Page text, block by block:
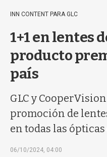
INN CONTENT PARA GLC
1+1 en lentes
producto
país
GLC y
promoción de
en todas las
06/10/2024, 04:00